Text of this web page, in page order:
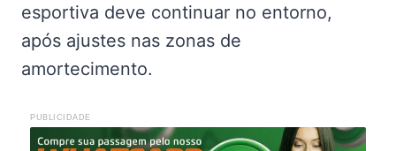
esportiva deve continuar no entorno,
após ajustes nas zonas de
amortecimento.
PUBLICIDADE